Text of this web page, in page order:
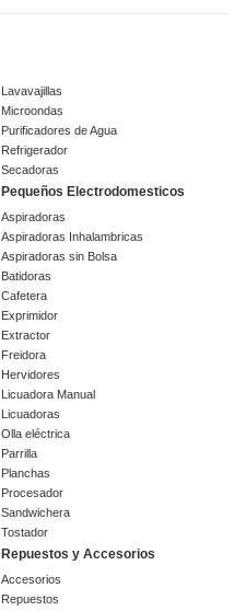
Lavavajillas
Microondas
Purificadores de Agua
Refrigerador
Secadoras
Pequeños Electrodomesticos
Aspiradoras
Aspiradoras Inhalambricas
Aspiradoras sin Bolsa
Batidoras
Cafetera
Exprimidor
Extractor
Freidora
Hervidores
Licuadora Manual
Licuadoras
Olla eléctrica
Parrilla
Planchas
Procesador
Sandwichera
Tostador
Repuestos y Accesorios
Accesorios
Repuestos